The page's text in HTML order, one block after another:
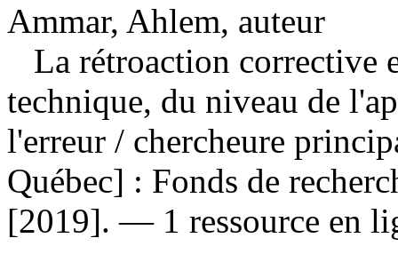
Ammar, Ahlem, auteur
La rétroaction corrective
technique, du niveau de
l'erreur / chercheure
Québec] : Fonds de
[2019]. — 1 ressource en